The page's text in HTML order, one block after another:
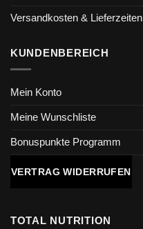
Versandkosten & Lieferzeiten
KUNDENBEREICH
Mein Konto
Meine Wunschliste
Bonuspunkte Programm
VERTRAG WIDERRUFEN
TOTAL NUTRITION